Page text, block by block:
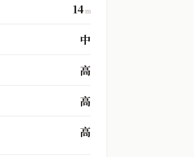
14 m
中
高
高
高